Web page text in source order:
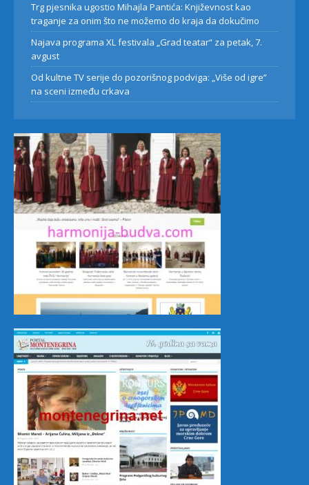
Trg pjesnika ugostio Mihajla Pantića: Književnost kao
traganje za onim što ne možemo do kraja da dokučimo
Najava programa XL festivala „Grad teatar“ za petak, 7.
avgust
Od kultne TV serije do pozorišnog podviga: „Više od igre”
na sceni između crkava